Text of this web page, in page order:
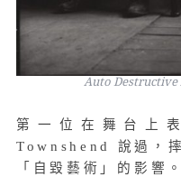
Auto Destructive
第一位在舞台上
Townshend 說過，
「自毀藝術」的影